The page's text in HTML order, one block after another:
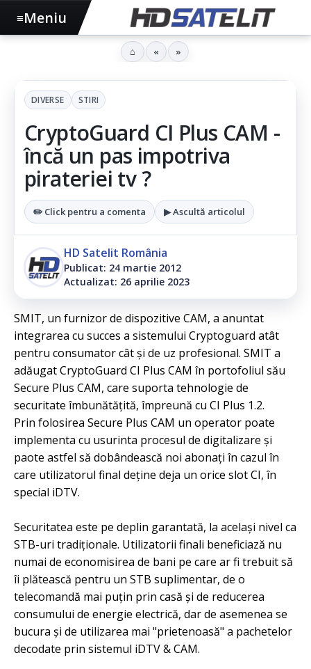
DIVERSE STIRI
CryptoGuard CI Plus CAM -
încă un pas impotriva
pirateriei tv ?
✏️ Click pentru a comenta ▶ Ascultă articolul
HD Satelit România
Publicat: 24 martie 2012
Actualizat: 26 aprilie 2023
SMIT, un furnizor de dispozitive CAM, a anuntat
integrarea cu succes a sistemului Cryptoguard atât
pentru consumator cât şi de uz profesional. SMIT a
adăugat CryptoGuard CI Plus CAM în portofoliul său
Secure Plus CAM, care suporta tehnologie de
securitate îmbunătăţită, împreună cu CI Plus 1.2.
Prin folosirea Secure Plus CAM un operator poate
implementa cu usurinta procesul de digitalizare şi
paote astfel să dobândească noi abonaţi în cazul în
care utilizatorul final deţine deja un orice slot CI, în
special iDTV.
Securitatea este pe deplin garantată, la acelaşi nivel ca
STB-uri tradiţionale. Utilizatorii finali beneficiază nu
numai de economisirea de bani pe care ar fi trebuit să
îi plătească pentru un STB suplimentar, de o
telecomandă mai puţin prin casă şi de reducerea
consumului de energie electrică, dar de asemenea se
bucura şi de utilizarea mai "prietenoasă" a pachetelor
decodate prin sistemul iDTV & CAM.
≡Meniu
⌂ « »